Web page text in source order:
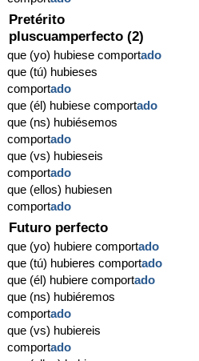
Pretérito
pluscuamperfecto (2)
que (yo) hubiese comportado
que (tú) hubieses
comportado
que (él) hubiese comportado
que (ns) hubiésemos
comportado
que (vs) hubieseis
comportado
que (ellos) hubiesen
comportado
Futuro perfecto
que (yo) hubiere comportado
que (tú) hubieres comportado
que (él) hubiere comportado
que (ns) hubiéremos
comportado
que (vs) hubiereis
comportado